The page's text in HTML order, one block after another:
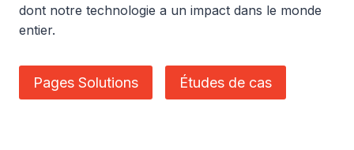
dont notre technologie a un impact dans le monde
entier.
Pages Solutions Études de cas